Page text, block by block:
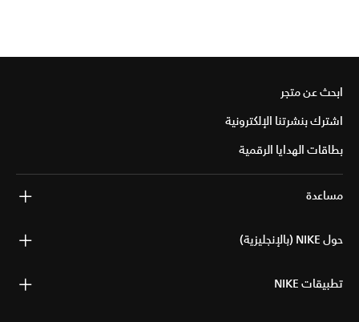
ابحث عن متجر
اشترك بنشرتنا الإلكترونية
بطاقات الهدايا الرقمية
مساعدة
حول NIKE (بالإنجليزية)
تطبيقات NIKE